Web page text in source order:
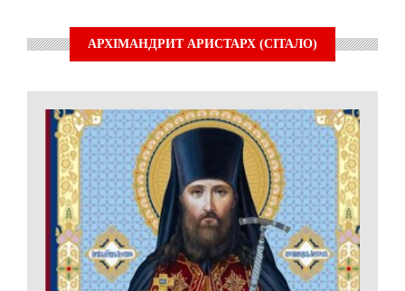
АРХІМАНДРИТ АРИСТАРХ (СІТАЛО)